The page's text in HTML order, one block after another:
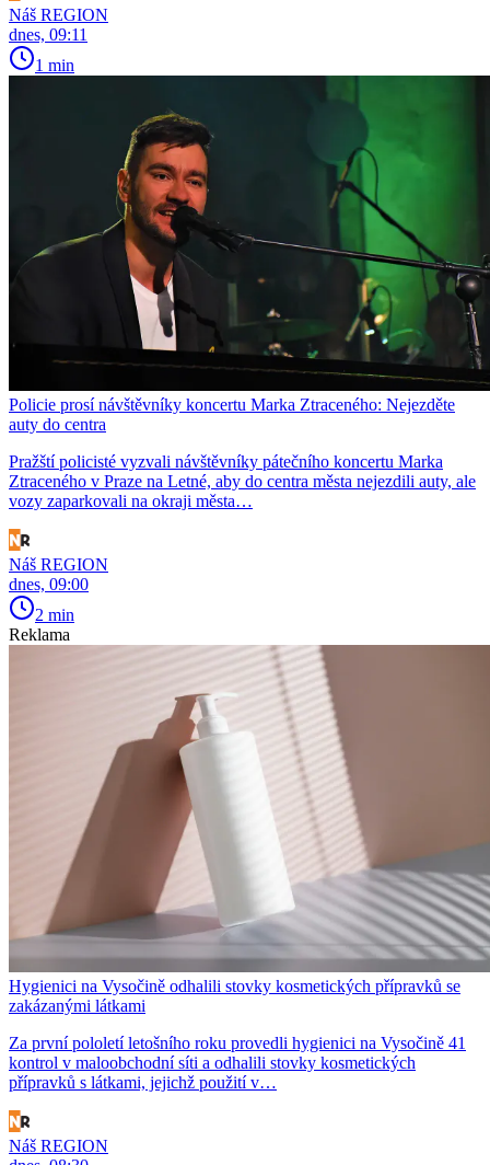
Náš REGION
dnes, 09:11
1 min
Policie prosí návštěvníky koncertu Marka Ztraceného: Nejezděte
auty do centra
Pražští policisté vyzvali návštěvníky pátečního koncertu Marka
Ztraceného v Praze na Letné, aby do centra města nejezdili auty, ale
vozy zaparkovali na okraji města…
Náš REGION
dnes, 09:00
2 min
Reklama
Hygienici na Vysočině odhalili stovky kosmetických přípravků se
zakázanými látkami
Za první pololetí letošního roku provedli hygienici na Vysočině 41
kontrol v maloobchodní síti a odhalili stovky kosmetických
přípravků s látkami, jejichž použití v…
Náš REGION